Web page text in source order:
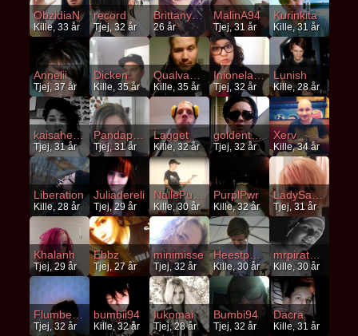
ObzidiaN
Kille, 33 år
record
Tjej, 32 år
Brittanybitch
26 år
MalinA94
Tjej, 31 år
Kurinkita
Kille, 31 år
Annelii
Tjej, 37 år
Dicken
Kille, 35 år
Qualvanda
Kille, 35 år
Inionela94
Tjej, 32 år
Lunish
Kille, 28 år
kaisahengvoss
Tjej, 31 år
Pandapops
Tjej, 31 år
Lagget
Kille, 32 år
goldenteeth
Tjej, 32 år
Xerv
Kille, 34 år
Liberation
Kille, 28 år
Juliadereli
Tjej, 29 år
NallePuh911
Kille, 30 år
PurplPwr
Kille, 32 år
LadySandra
Tjej, 31 år
Khalanh
Tjej, 29 år
Ebbz
Tjej, 27 år
minimisse
Tjej, 32 år
Heestpojken
Kille, 30 år
mrpirateen
Kille, 30 år
Flumberg94
Tjej, 32 år
bumbii94
Kille, 32 år
Iukomai
Tjej, 28 år
Bumbi94
Tjej, 32 år
Dacra
Kille, 31 år